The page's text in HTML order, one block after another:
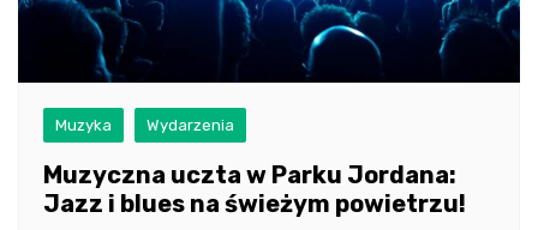
Muzyka Wydarzenia
Muzyczna uczta w Parku Jordana:
Jazz i blues na świeżym powietrzu!